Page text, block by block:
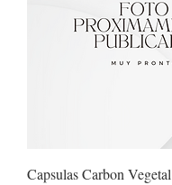
Capsulas Carbon Vegetal